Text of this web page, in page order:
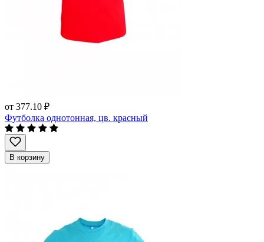
от 377.10 ₽
Футболка однотонная, цв. красный
В корзину